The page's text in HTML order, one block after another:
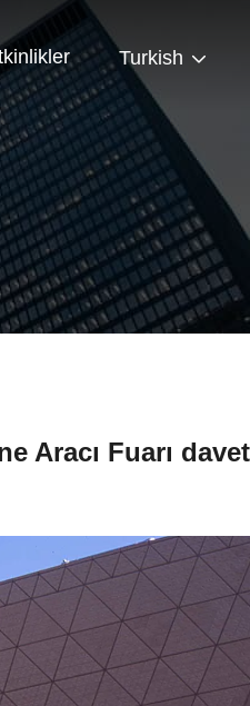
Turkish
Aracı Fuarı